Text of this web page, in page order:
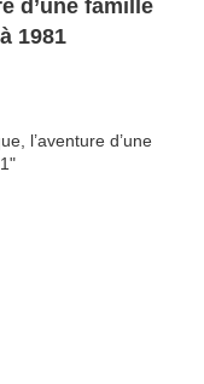
d’une famille
1981